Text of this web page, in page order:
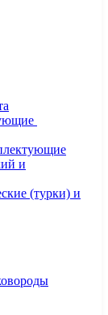
и
(турки) и